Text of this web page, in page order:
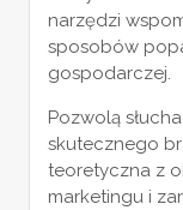
narzędzi
sposobów
gospodarczej.
Pozwolą
skutecznego
teoretyczna z
marketingu i